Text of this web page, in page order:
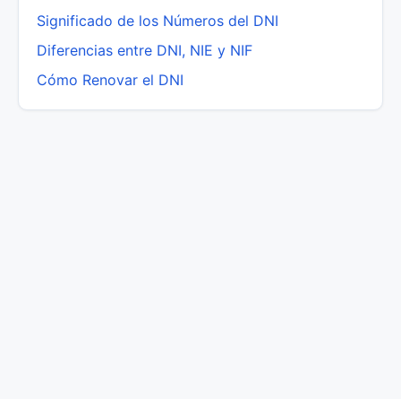
Significado de los Números del DNI
Diferencias entre DNI, NIE y NIF
Cómo Renovar el DNI